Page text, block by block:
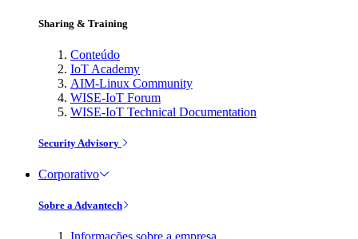
Sharing & Training
Conteúdo
IoT Academy
AIM-Linux Community
WISE-IoT Forum
WISE-IoT Technical Documentation
Security Advisory
Corporativo
Sobre a Advantech